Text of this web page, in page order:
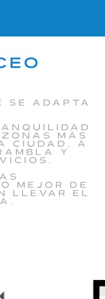
se adapta
más
ciudad, a
y
mejor de
llevar el